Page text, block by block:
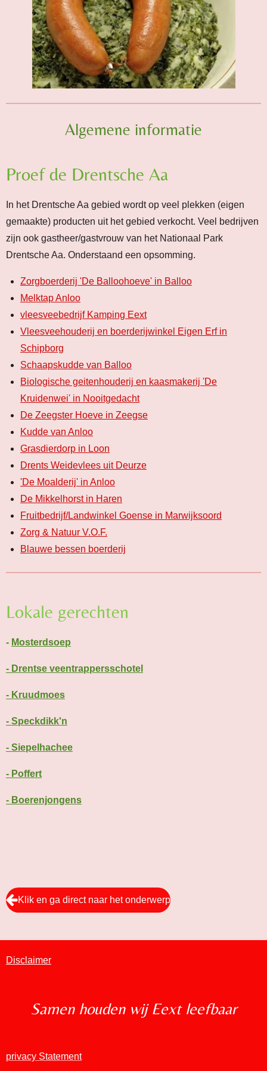
Algemene informatie
Proef de Drentsche Aa
In het Drentsche Aa gebied wordt op veel plekken (eigen
gemaakte) producten uit het gebied verkocht. Veel bedrijven
zijn ook gastheer/gastvrouw van het Nationaal Park
Drentsche Aa. Onderstaand een opsomming.
Zorgboerderij 'De Balloohoeve' in Balloo
Melktap Anloo
vleesveebedrijf Kamping Eext
Vleesveehouderij en boerderijwinkel Eigen Erf in
Schipborg
Schaapskudde van Balloo
Biologische geitenhouderij en kaasmakerij 'De
Kruidenwei' in Nooitgedacht
De Zeegster Hoeve in Zeegse
Kudde van Anloo
Grasdierdorp in Loon
Drents Weidevlees uit Deurze
'De Moalderij' in Anloo
De Mikkelhorst in Haren
Fruitbedrijf/Landwinkel Goense in Marwijksoord
Zorg & Natuur V.O.F.
Blauwe bessen boerderij
Lokale gerechten
- Mosterdsoep
- Drentse veentrappersschotel
- Kruudmoes
- Speckdikk'n
- Siepelhachee
- Poffert
- Boerenjongens
Klik en ga direct naar het onderwerp
Disclaimer
Samen houden wij Eext leefbaar
privacy Statement